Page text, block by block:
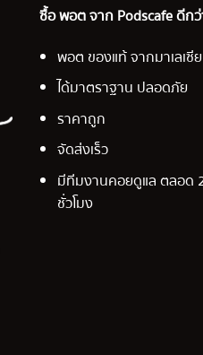
ซื้อ พอต จาก Podscafe ดีกว่
พอต ของแท้ จากมาเลเซีย
ได้มาตราฐาน ปลอดภัย
ราคาถูก
จัดส่งเร็ว
มีทีมงานคอยดูแล ตลอด
ชั่วโมง